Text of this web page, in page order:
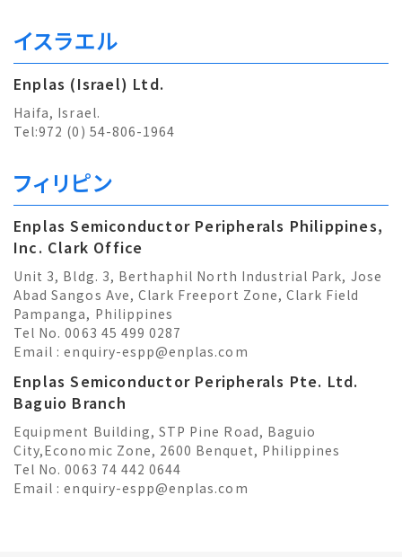
イスラエル
Enplas (Israel) Ltd.
Haifa, Israel.
Tel:972 (0) 54-806-1964
フィリピン
Enplas Semiconductor Peripherals Philippines,
Inc. Clark Office
Unit 3, Bldg. 3, Berthaphil North Industrial Park, Jose
Abad Sangos Ave, Clark Freeport Zone, Clark Field
Pampanga, Philippines
Tel No. 0063 45 499 0287
Email :enquiry-espp@enplas.com
Enplas Semiconductor Peripherals Pte. Ltd.
Baguio Branch
Equipment Building, STP Pine Road, Baguio
City,Economic Zone, 2600 Benquet, Philippines
Tel No. 0063 74 442 0644
Email :enquiry-espp@enplas.com